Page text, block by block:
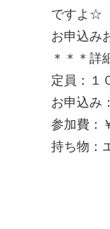
ですよ☆
お申込み
＊＊＊詳
定員：１
お申込み
参加費：
持ち物：